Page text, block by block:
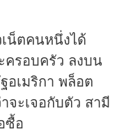
น็ตคนหนึ่งได้
ครอบครัว ลงบน
อเมริกา พล็อต
จะเจอกับตัว สามี
ซื้อ